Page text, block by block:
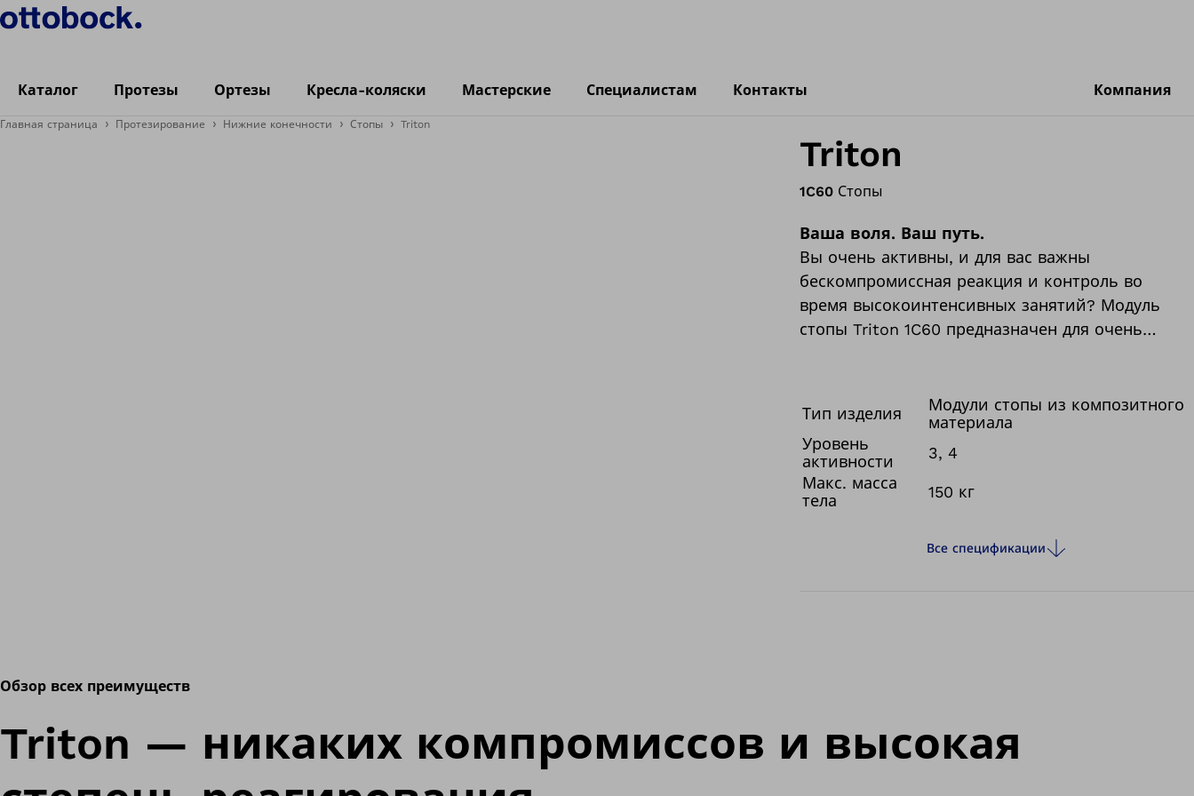
Каталог Протезы Ортезы Кресла-коляски Мастерские Специалистам Контакты Компания
Главная страница Протезирование Нижние конечности Стопы Triton
Triton
1C60 Стопы
Ваша воля. Ваш путь.
Вы очень активны, и для вас важны
бескомпромиссная реакция и контроль во
время высокоинтенсивных занятий? Модуль
стопы Triton 1C60 предназначен для очень
поверхностям в помещениях и на улице и
предъявляют к модулю стопы соответствующие
требования. Triton делает походку динамичной
и энергичной и обеспечивает подвижность
наивысшего уровня, чтобы вы могли
непременно их достигать. Будьте готовы к
Тип изделия
Модули стопы из композитного
материала
Уровень
активности
3, 4
Макс. масса
тела
150 кг
Все спецификации
Обзор всех преимуществ
Triton — никаких компромиссов и высокая